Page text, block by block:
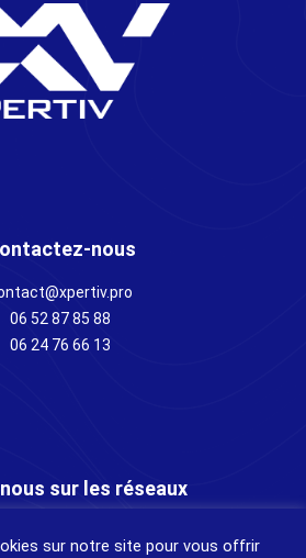
nous
06 52 87 85 88
06 24 76 66 13
sur les réseaux
sur notre site pour vous offrir